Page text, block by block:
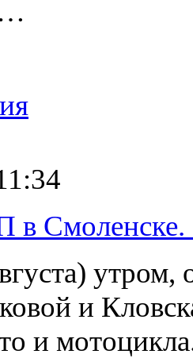
в Смоленске.
утром,
и
и